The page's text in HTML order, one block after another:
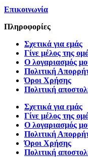
Επικοινωνία
Πληροφορίες
Σχετικά για εμάς
Γίνε μέλος της
Ο λογαριασμός
Πολιτική
Όροι Χρήσης
Πολιτική
Σχετικά για εμάς
Γίνε μέλος της
Ο λογαριασμός
Πολιτική
Όροι Χρήσης
Πολιτική